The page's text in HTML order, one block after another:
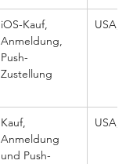
iOS-Kauf,
Anmeldung,
Push-
Zustellung
USA,
Kauf,
Anmeldung
und Push-
USA,